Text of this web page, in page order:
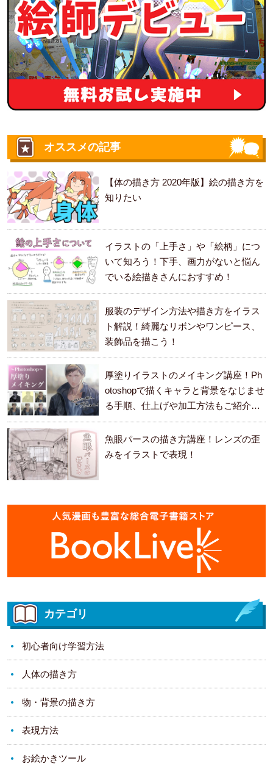
オススメの記事
【体の描き方 2020年版】絵の描き方を
知りたい
イラストの「上手さ」や「絵柄」につ
いて知ろう！下手、画力がないと悩ん
でいる絵描きさんにおすすめ！
服装のデザイン方法や描き方をイラス
ト解説！綺麗なリボンやワンピース、
装飾品を描こう！
厚塗りイラストのメイキング講座！Ph
otoshopで描くキャラと背景をなじませ
る手順、仕上げや加工方法もご紹介し
ます。
魚眼パースの描き方講座！レンズの歪
みをイラストで表現！
カテゴリ
初心者向け学習方法
人体の描き方
物・背景の描き方
表現方法
お絵かきツール